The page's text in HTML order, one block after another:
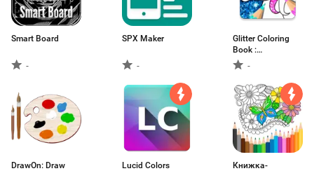
Smart Board
-
SPX Maker
-
Glitter Coloring
Book :
-
DrawOn: Draw
Lucid Colors
Книжка-